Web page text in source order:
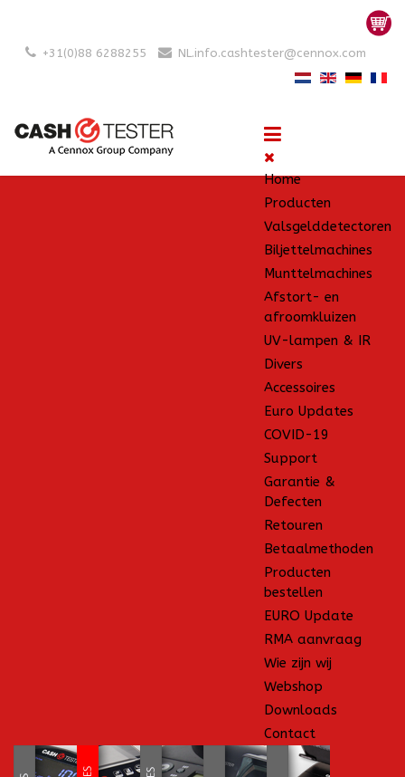
+31(0)88 6288255 NL.info.cashtester@cennox.com
Home
Producten
Valsgelddetectoren
Biljettelmachines
Munttelmachines
Afstort- en
afroomkluizen
UV-lampen & IR
Divers
Accessoires
Euro Updates
COVID-19
Support
Garantie &
Defecten
Retouren
Betaalmethoden
Producten
bestellen
EURO Update
RMA aanvraag
Wie zijn wij
Webshop
Downloads
Contact